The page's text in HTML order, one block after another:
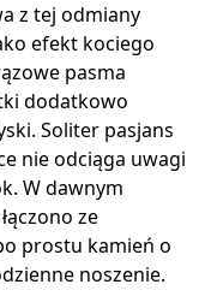
z tej odmiany
efekt kociego
pasma
dodatkowo
Soliter pasjans
nie odciąga uwagi
W dawnym
ze
prostu kamień o
noszenie.